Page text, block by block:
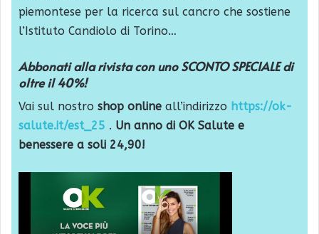
piemontese per la ricerca sul cancro che sostiene
l’Istituto Candiolo di Torino…
Abbonati alla rivista con uno SCONTO SPECIALE di
oltre il 40%!
Vai sul nostro shop online all’indirizzo https://ok-
salute.it/est_25 . Un anno di OK Salute e
benessere a soli 24,90!